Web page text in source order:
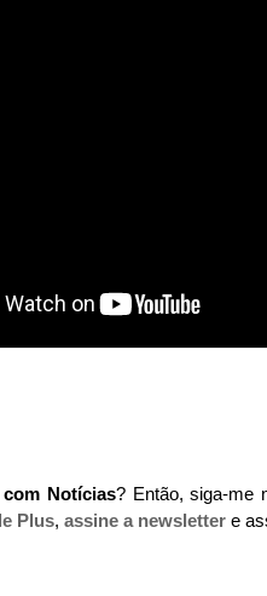
com Notícias? Então, siga-me
Plus, assine a newsletter e